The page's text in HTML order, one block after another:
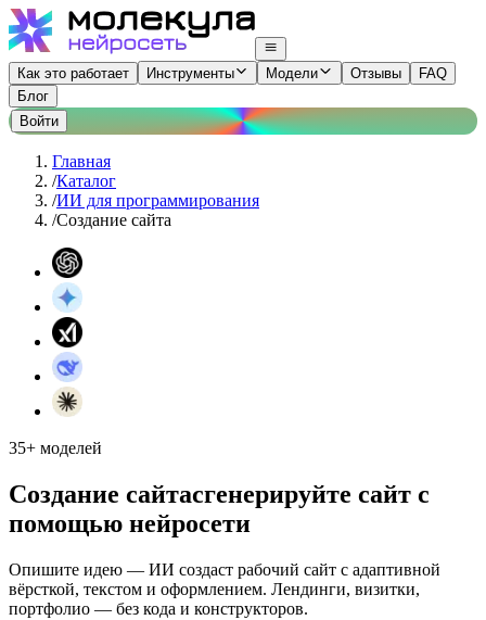
Как это работает Инструменты Модели Отзывы
FAQ
Блог
Войти
Главная
/Каталог
/ИИ для программирования
/Создание сайта
35+ моделей
Создание сайтасгенерируйте сайт с
помощью нейросети
Опишите идею — ИИ создаст рабочий сайт с адаптивной
вёрсткой, текстом и оформлением. Лендинги, визитки,
портфолио — без кода и конструкторов.